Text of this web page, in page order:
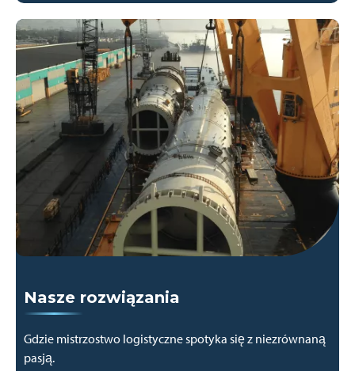
Nasze rozwiązania
Gdzie mistrzostwo logistyczne spotyka się z niezrównaną
pasją.